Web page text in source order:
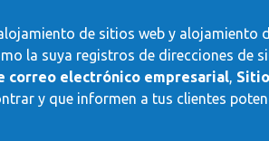
de sitios web y alojamiento
la suya registros de direcciones de
correo electrónico empresarial,
y que informen a tus clientes